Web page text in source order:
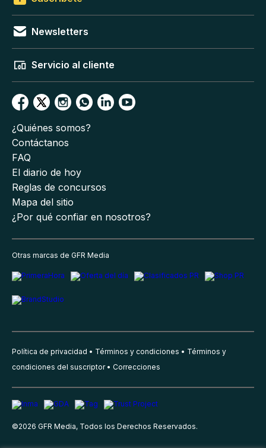
Newsletters
Servicio al cliente
¿Quiénes somos?
Contáctanos
FAQ
El diario de hoy
Reglas de concursos
Mapa del sitio
¿Por qué confiar en nosotros?
Otras marcas de GFR Media
Política de privacidad Términos y condiciones
Términos y
condiciones del suscriptor
Correcciones
©2026 GFR Media, Todos los Derechos Reservados.